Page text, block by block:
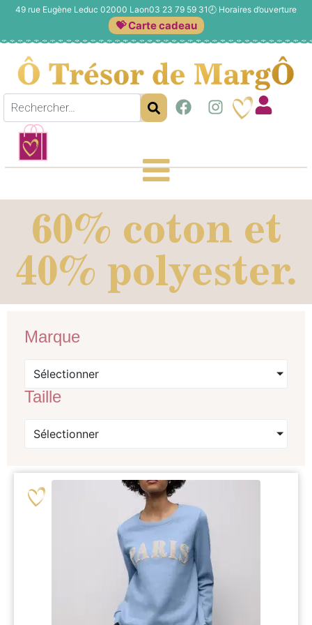
49 rue Eugène Leduc 02000 Laon03 23 79 59 31🕗 Horaires d’ouverture
💝 Carte cadeau
60% coton et
40% polyester.
Marque
Sélectionner
Taille
Sélectionner